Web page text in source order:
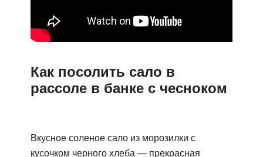
Как посолить сало в
рассоле в банке с чесноком
Вкусное соленое сало из морозилки с
кусочком черного хлеба — прекрасная